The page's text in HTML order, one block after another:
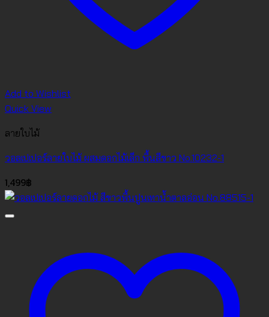
Add to Wishlist
Quick View
ลายใบไม้
วอลเปเปอร์ลายใบไม้ ผสมดอกไม้เล็ก พื้นสีขาว No.10232-1
1,499฿